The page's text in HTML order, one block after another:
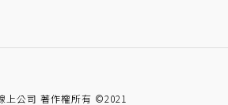
上公司 著作權所有 ©2021